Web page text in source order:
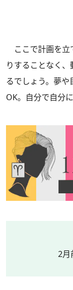
ここで計画を立
りすることなく
るでしょう。夢
OK。自分で自分
2月